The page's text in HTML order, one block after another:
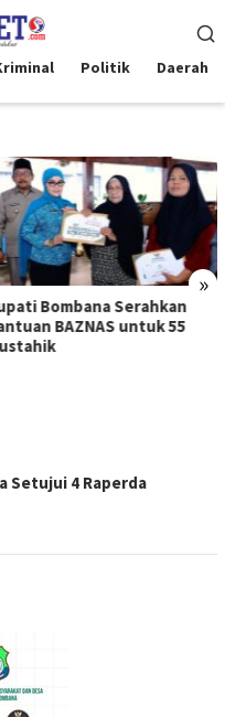
Politik Daerah
»
Bombana Serahkan
BAZNAS untuk 55
Setujui 4 Raperda